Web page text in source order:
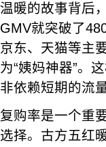
温暖的故事背后
GMV就突破了
京东、天猫等主
为“姨妈神器”。
非依赖短期的流
复购率是一个重
选择。古方五红